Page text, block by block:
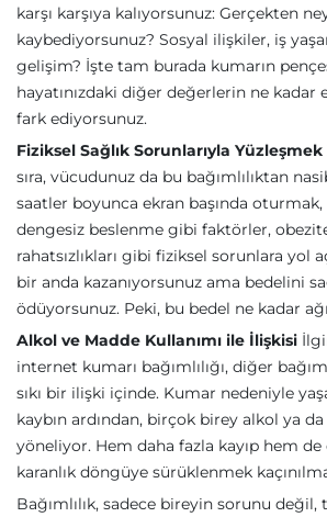
karşı karşıya kalıyorsunuz: Gerçekten
kaybediyorsunuz? Sosyal ilişkiler, iş
gelişim? İşte tam burada kumarın
hayatınızdaki diğer değerlerin ne kadar
fark ediyorsunuz.
Fiziksel Sağlık Sorunlarıyla Yüzleşmek
sıra, vücudunuz da bu bağımlılıktan
saatler boyunca ekran başında
dengesiz beslenme gibi faktörler,
rahatsızlıkları gibi fiziksel sorunlara yol
bir anda kazanıyorsunuz ama bedelini
ödüyorsunuz. Peki, bu bedel ne kadar
Alkol ve Madde Kullanımı ile İlişkisi
internet kumarı bağımlılığı, diğer
sıkı bir ilişki içinde. Kumar nedeniyle
kaybın ardından, birçok birey alkol ya
yöneliyor. Hem daha fazla kayıp hem
karanlık döngüye sürüklenmek
Bağımlılık, sadece bireyin sorunu